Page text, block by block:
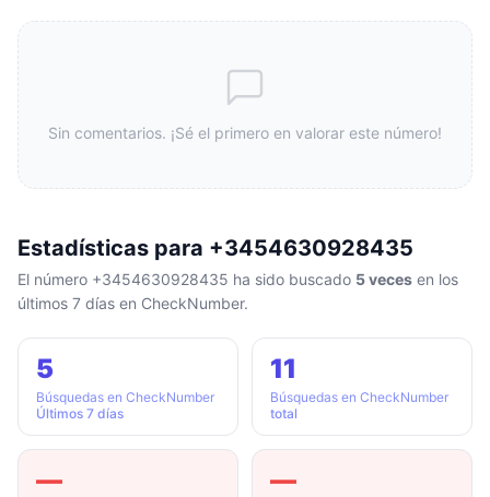
Sin comentarios. ¡Sé el primero en valorar este número!
Estadísticas para +3454630928435
El número +3454630928435 ha sido buscado 5 veces en los
últimos 7 días en CheckNumber.
5
Búsquedas en CheckNumber
Últimos 7 días
11
Búsquedas en CheckNumber
total
— —